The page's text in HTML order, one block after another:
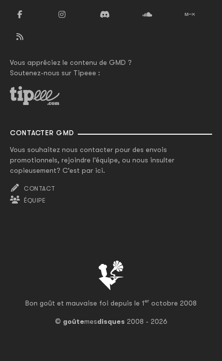
Bon goût et mauvaise foi depuis le 1er octobre 2008
© goûtemesdisques 2008 - 2026
Vous appréciez le contenu de GMD ?
Soutenez-nous sur Tipeee :
CONTACTER GMD
Vous souhaitez nous contacter pour des envois
promotionnels, rejoindre l'équipe, ou nous insulter
copieusement? C'est par ici.
CONTACT
ÉQUIPE